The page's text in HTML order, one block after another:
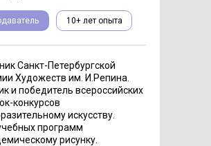
10+ лет опыта
Санкт-Петербургской
Художеств им. И.Репина.
и победитель всероссийских
конкурсов
искусству.
программ
рисунку.